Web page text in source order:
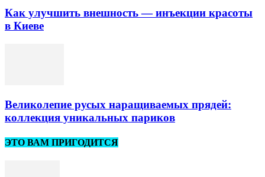
Как улучшить внешность — инъекции красоты
в Киеве
Великолепие русых наращиваемых прядей:
коллекция уникальных париков
ЭТО ВАМ ПРИГОДИТСЯ